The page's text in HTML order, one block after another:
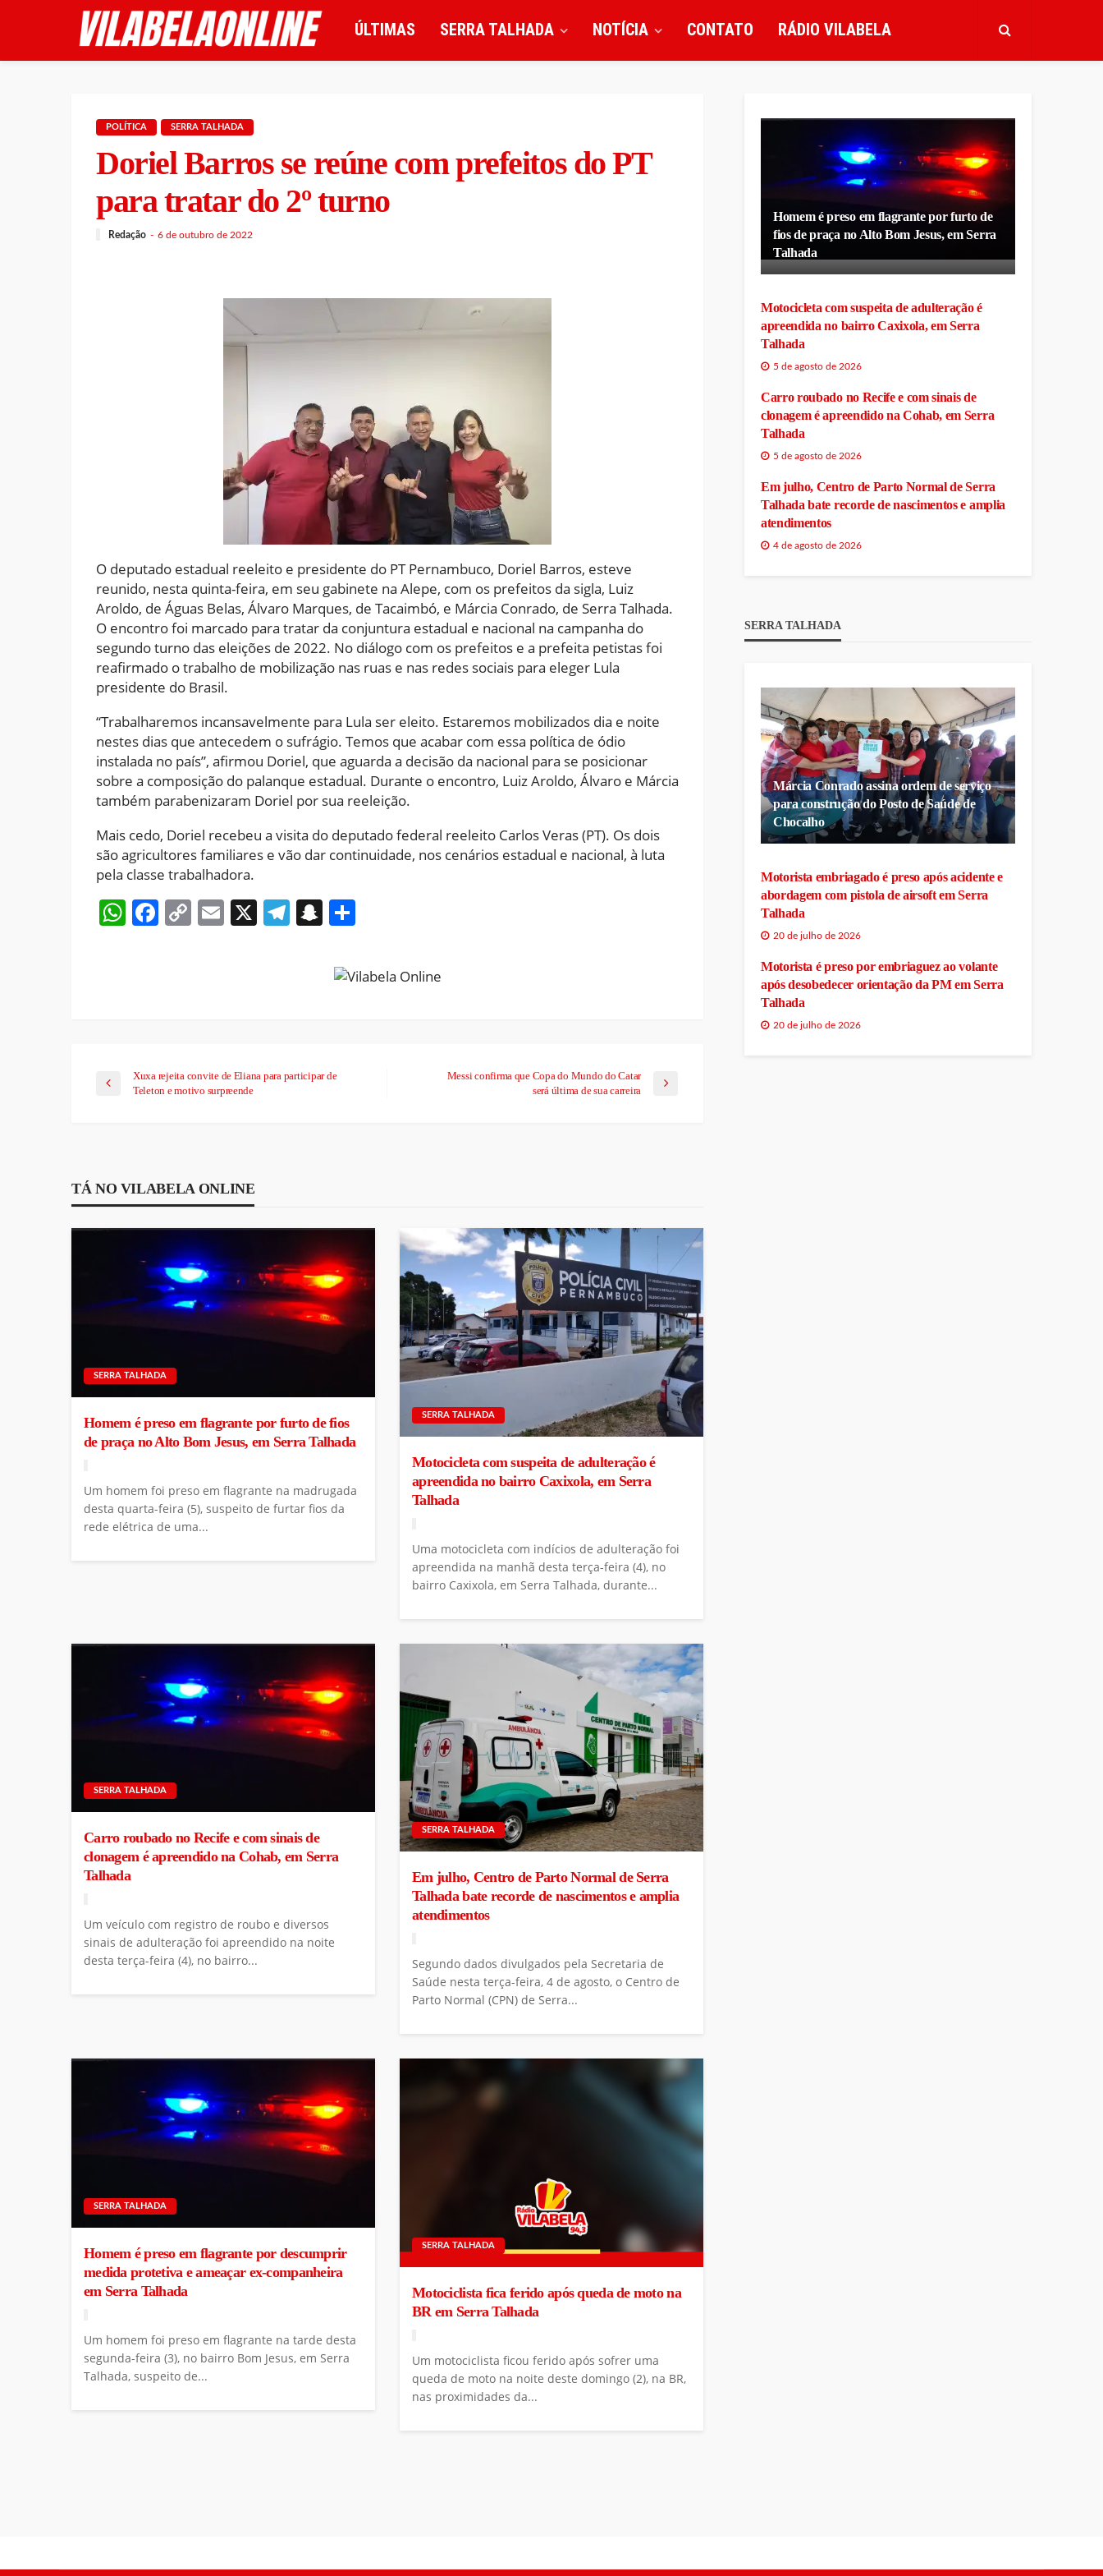
ÚLTIMAS SERRA TALHADA NOTÍCIA CONTATO RÁDIO VILABELA
POLÍTICA SERRA TALHADA
Doriel Barros se reúne com prefeitos do PT
para tratar do 2º turno
Redação 6 de outubro de 2022
O deputado estadual reeleito e presidente do PT Pernambuco, Doriel Barros, esteve
reunido, nesta quinta-feira, em seu gabinete na Alepe, com os prefeitos da sigla, Luiz
Aroldo, de Águas Belas, Álvaro Marques, de Tacaimbó, e Márcia Conrado, de Serra Talhada.
O encontro foi marcado para tratar da conjuntura estadual e nacional na campanha do
segundo turno das eleições de 2022. No diálogo com os prefeitos e a prefeita petistas foi
reafirmado o trabalho de mobilização nas ruas e nas redes sociais para eleger Lula
presidente do Brasil.
“Trabalharemos incansavelmente para Lula ser eleito. Estaremos mobilizados dia e noite
nestes dias que antecedem o sufrágio. Temos que acabar com essa política de ódio
instalada no país”, afirmou Doriel, que aguarda a decisão da nacional para se posicionar
sobre a composição do palanque estadual. Durante o encontro, Luiz Aroldo, Álvaro e Márcia
também parabenizaram Doriel por sua reeleição.
Mais cedo, Doriel recebeu a visita do deputado federal reeleito Carlos Veras (PT). Os dois
são agricultores familiares e vão dar continuidade, nos cenários estadual e nacional, à luta
pela classe trabalhadora.
WhatsApp
Facebook
CopyEmail
X Telegram
Snapchat
Xuxa rejeita convite de Eliana para participar de
Teleton e motivo surpreende
Messi confirma que Copa do Mundo do Catar
será última de sua carreira
TÁ NO VILABELA ONLINE
SERRA TALHADA
Homem é preso em flagrante por furto de fios
de praça no Alto Bom Jesus, em Serra Talhada
Um homem foi preso em flagrante na madrugada
desta quarta-feira (5), suspeito de furtar fios da
rede elétrica de uma...
SERRA TALHADA
Motocicleta com suspeita de adulteração é
apreendida no bairro Caxixola, em Serra
Talhada
Uma motocicleta com indícios de adulteração foi
apreendida na manhã desta terça-feira (4), no
bairro Caxixola, em Serra Talhada, durante...
SERRA TALHADA
Carro roubado no Recife e com sinais de
clonagem é apreendido na Cohab, em Serra
Talhada
Um veículo com registro de roubo e diversos
sinais de adulteração foi apreendido na noite
desta terça-feira (4), no bairro...
SERRA TALHADA
Em julho, Centro de Parto Normal de Serra
Talhada bate recorde de nascimentos e amplia
atendimentos
Segundo dados divulgados pela Secretaria de
Saúde nesta terça-feira, 4 de agosto, o Centro de
Parto Normal (CPN) de Serra...
SERRA TALHADA
Homem é preso em flagrante por descumprir
medida protetiva e ameaçar ex-companheira
em Serra Talhada
Um homem foi preso em flagrante na tarde desta
segunda-feira (3), no bairro Bom Jesus, em Serra
Talhada, suspeito de...
SERRA TALHADA
Motociclista fica ferido após queda de moto na
BR em Serra Talhada
Um motociclista ficou ferido após sofrer uma
queda de moto na noite deste domingo (2), na BR,
nas proximidades da...
Homem é preso em flagrante por furto de
fios de praça no Alto Bom Jesus, em Serra
Talhada
Motocicleta com suspeita de adulteração é
apreendida no bairro Caxixola, em Serra
Talhada
5 de agosto de 2026
Carro roubado no Recife e com sinais de
clonagem é apreendido na Cohab, em Serra
Talhada
5 de agosto de 2026
Em julho, Centro de Parto Normal de Serra
Talhada bate recorde de nascimentos e amplia
atendimentos
4 de agosto de 2026
SERRA TALHADA
Márcia Conrado assina ordem de serviço
para construção do Posto de Saúde de
Chocalho
Motorista embriagado é preso após acidente e
abordagem com pistola de airsoft em Serra
Talhada
20 de julho de 2026
Motorista é preso por embriaguez ao volante
após desobedecer orientação da PM em Serra
Talhada
20 de julho de 2026